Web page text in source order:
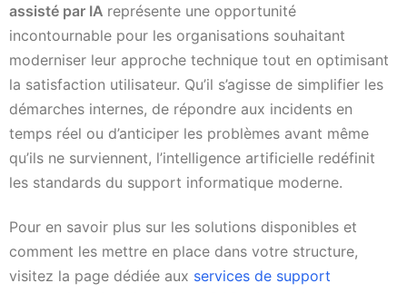
assisté par IA représente une opportunité
incontournable pour les organisations souhaitant
moderniser leur approche technique tout en optimisant
la satisfaction utilisateur. Qu’il s’agisse de simplifier les
démarches internes, de répondre aux incidents en
temps réel ou d’anticiper les problèmes avant même
qu’ils ne surviennent, l’intelligence artificielle redéfinit
les standards du support informatique moderne.
Pour en savoir plus sur les solutions disponibles et
comment les mettre en place dans votre structure,
visitez la page dédiée aux services de support